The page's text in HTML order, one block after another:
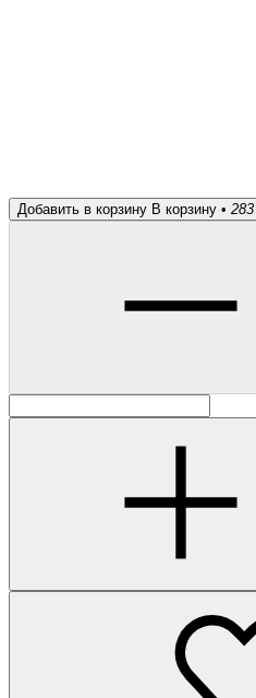
Добавить в корзину В корзину • 283